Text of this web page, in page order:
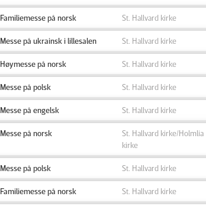
Familiemesse på norsk St. Hallvard kirke
Messe på ukrainsk i lillesalen St. Hallvard kirke
Høymesse på norsk St. Hallvard kirke
Messe på polsk St. Hallvard kirke
Messe på engelsk St. Hallvard kirke
Messe på norsk
St. Hallvard kirke/Holmlia
kirke
Messe på polsk St. Hallvard kirke
Familiemesse på norsk St. Hallvard kirke